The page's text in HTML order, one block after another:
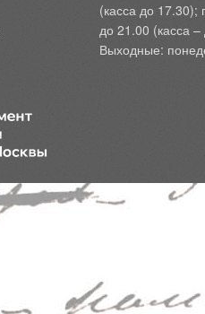
(касса до 17.30);
до 21.00 (касса
Выходные: